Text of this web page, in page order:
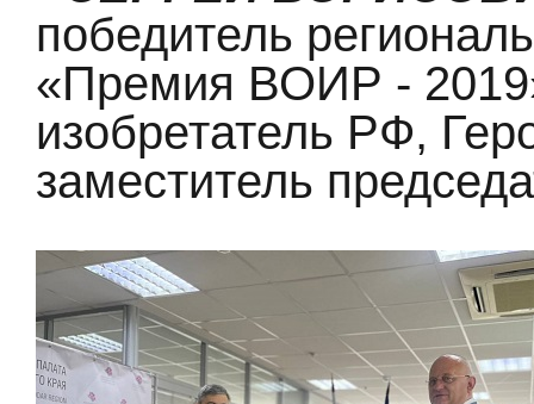
победитель
«Премия ВОИР -
изобретатель РФ,
заместитель